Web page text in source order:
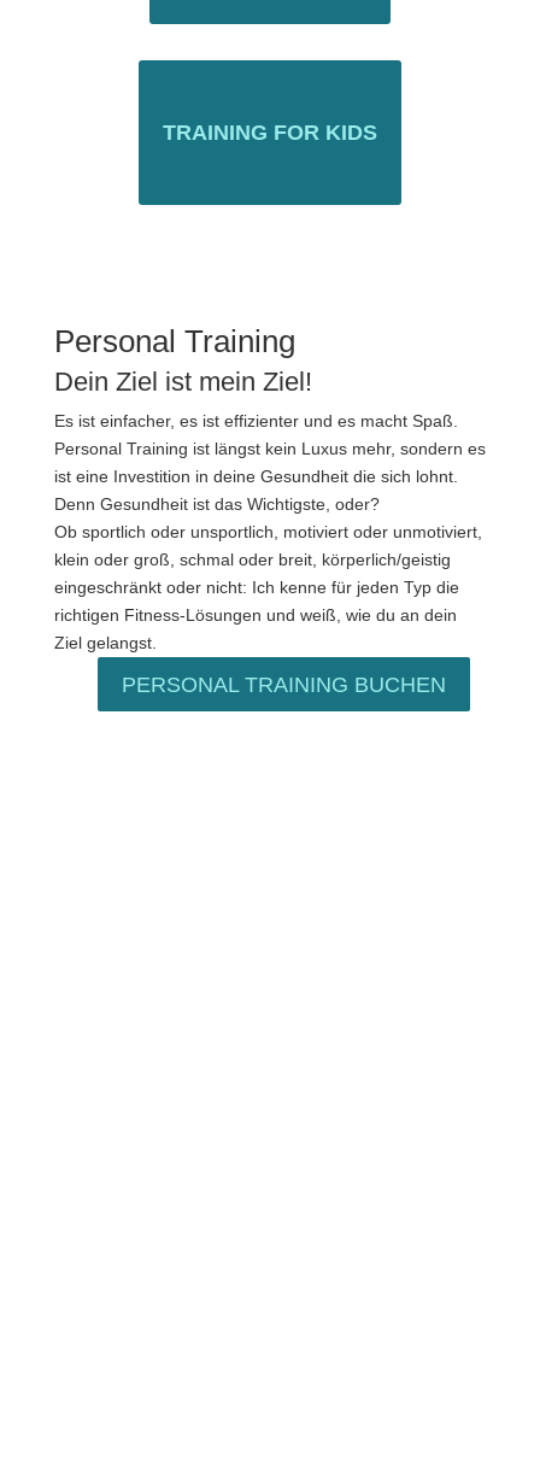
TRAINING FOR KIDS
Personal Training
Dein Ziel ist mein Ziel!
Es ist einfacher, es ist effizienter und es macht Spaß.
Personal Training ist längst kein Luxus mehr, sondern es
ist eine Investition in deine Gesundheit die sich lohnt.
Denn Gesundheit ist das Wichtigste, oder?
Ob sportlich oder unsportlich, motiviert oder unmotiviert,
klein oder groß, schmal oder breit, körperlich/geistig
eingeschränkt oder nicht: Ich kenne für jeden Typ die
richtigen Fitness-Lösungen und weiß, wie du an dein
Ziel gelangst.
PERSONAL TRAINING BUCHEN